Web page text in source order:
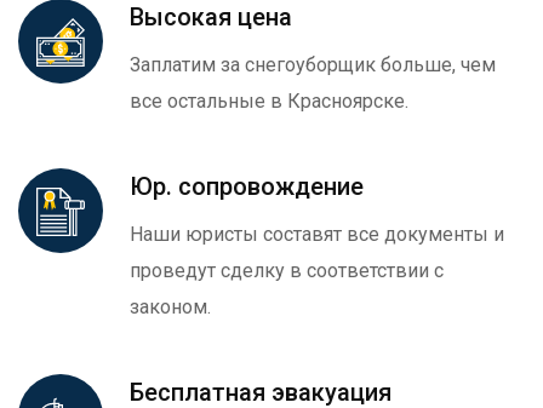
Высокая цена
Заплатим за снегоуборщик больше, чем
все остальные в Красноярске.
Юр. сопровождение
Наши юристы составят все документы и
проведут сделку в соответствии с
законом.
Бесплатная эвакуация